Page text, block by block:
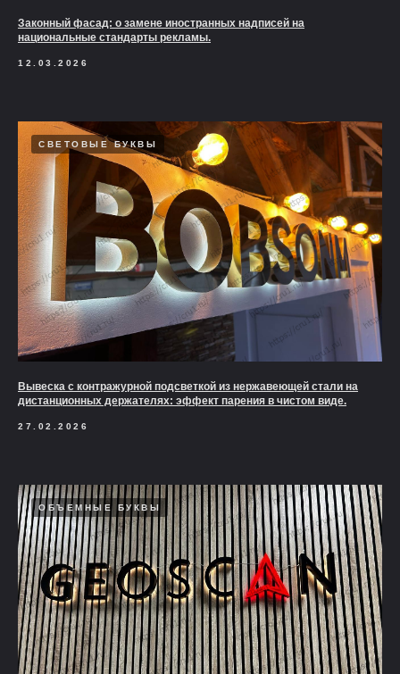
Законный фасад: о замене иностранных надписей на
национальные стандарты рекламы.
12.03.2026
СВЕТОВЫЕ БУКВЫ
Вывеска с контражурной подсветкой из нержавеющей стали на
дистанционных держателях: эффект парения в чистом виде.
27.02.2026
ОБЪЕМНЫЕ БУКВЫ